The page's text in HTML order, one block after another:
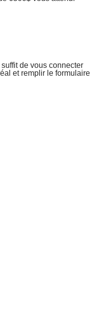
de vous connecter
et remplir le formulaire